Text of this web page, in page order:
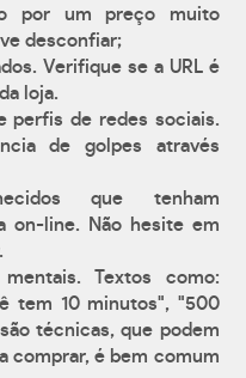
por um preço muito
desconfiar;
Verifique se a URL é
loja.
perfis de redes sociais.
de golpes através
que tenham
on-line. Não hesite em
Textos como:
tem 10 minutos", "500
técnicas, que podem
comprar, é bem comum